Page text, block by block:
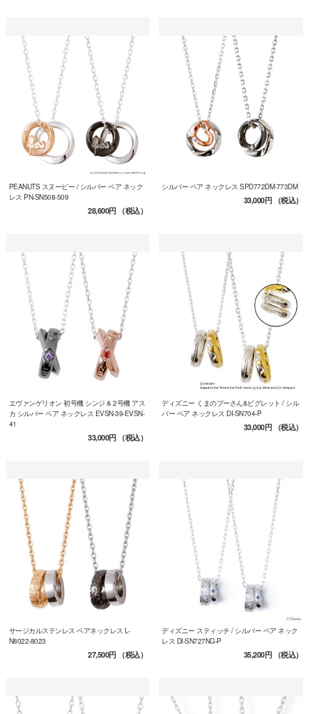
PEANUTS スヌーピー / シルバー ペア ネック
レス PN-SN508-509
28,600円（税込）
シルバー ペア ネックレス SPD772DM-773DM
33,000円（税込）
エヴァンゲリオン 初号機 シンジ & 2号機 アス
カ シルバー ペア ネックレス EVSN-39-EVSN-
41
33,000円（税込）
ディズニー くまのプーさん&ピグレット / シル
バー ペア ネックレス DI-SN704-P
33,000円（税込）
サージカルステンレス ペアネックレス L-
N8022-8023
27,500円（税込）
ディズニー スティッチ / シルバー ペア ネック
レス DI-SN727NG-P
35,200円（税込）